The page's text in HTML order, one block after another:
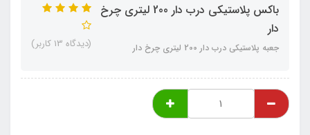
باکس پلاستیکی درب دار 200 لیتری چرخ
دار
جعبه پلاستیکی درب دار 200 لیتری چرخ دار (دیدگاه 13 کاربر)